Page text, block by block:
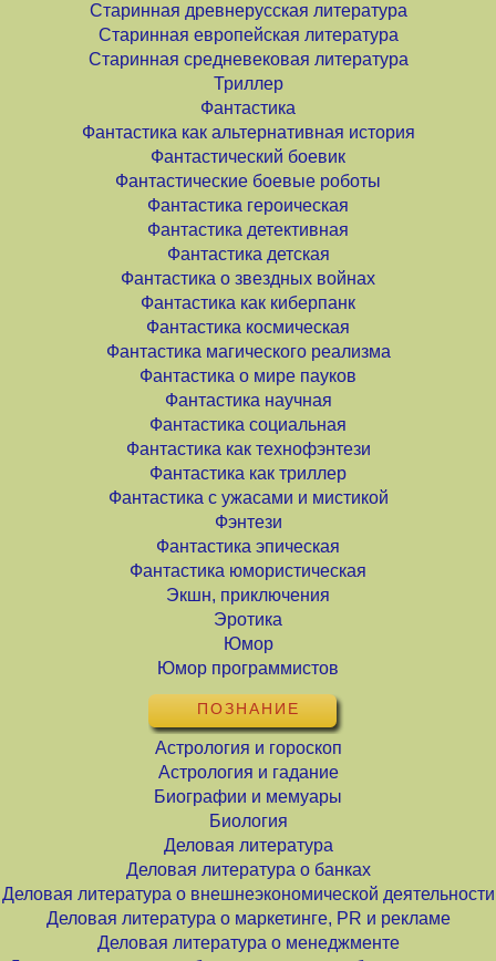
Старинная древнерусская литература
Старинная европейская литература
Старинная средневековая литература
Триллер
Фантастика
Фантастика как альтернативная история
Фантастический боевик
Фантастические боевые роботы
Фантастика героическая
Фантастика детективная
Фантастика детская
Фантастика о звездных войнах
Фантастика как киберпанк
Фантастика космическая
Фантастика магического реализма
Фантастика о мире пауков
Фантастика научная
Фантастика социальная
Фантастика как технофэнтези
Фантастика как триллер
Фантастика с ужасами и мистикой
Фэнтези
Фантастика эпическая
Фантастика юмористическая
Экшн, приключения
Эротика
Юмор
Юмор программистов
ПОЗНАНИЕ
Астрология и гороскоп
Астрология и гадание
Биографии и мемуары
Биология
Деловая литература
Деловая литература о банках
Деловая литература о внешнеэкономической деятельности
Деловая литература о маркетинге, PR и рекламе
Деловая литература о менеджменте